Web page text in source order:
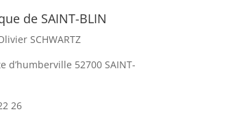
de SAINT-BLIN
SCHWARTZ
d’humberville 52700 SAINT-
26